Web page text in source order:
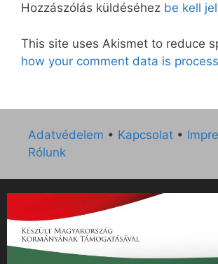
Hozzászólás küldéséhez be kell
This site uses Akismet to reduce
how your comment data is
Adatvédelem • Kapcsolat •
Rólunk